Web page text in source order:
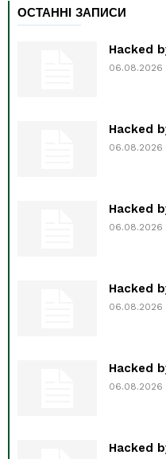
ОСТАННІ ЗАПИСИ
Hacked
06.08.2026
Hacked
06.08.2026
Hacked
06.08.2026
Hacked
06.08.2026
Hacked
06.08.2026
Hacked